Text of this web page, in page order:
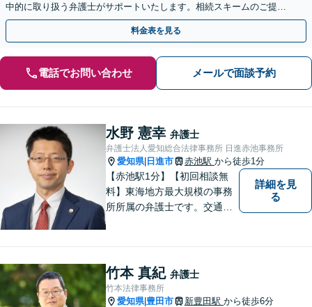
中的に取り扱う弁護士がサポートいたします。相続スキームのご提案
から遺言執行まで責任を持って対応させていただきます。
料金表を見る
電話でお問い合わせ メールで面談予約
水野 憲幸 弁護士
弁護士法人愛知総合法律事務所 日進赤池事務所
愛知県| 日進市 赤池駅 から徒歩1分
【赤池駅1分】【初回相談無
料】東海地方最大規模の事務
所所属の弁護士です。交通事
談対応も行っております。ま
ずは、お気軽にお電話くださ
い。
詳細を見
る
竹本 真紀 弁護士
竹本法律事務所
愛知県| 豊田市 新豊田駅 から徒歩6分